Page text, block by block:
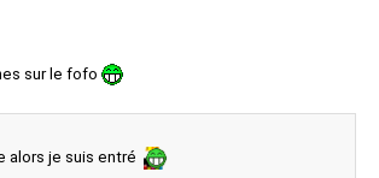
sur le fofo
alors je suis entré